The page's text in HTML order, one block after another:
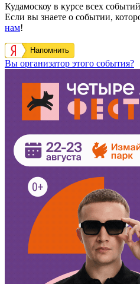
Кудамоскоу в курсе всех
Если вы знаете о событии,
нам!
Напомнить
Вы организатор этого события?